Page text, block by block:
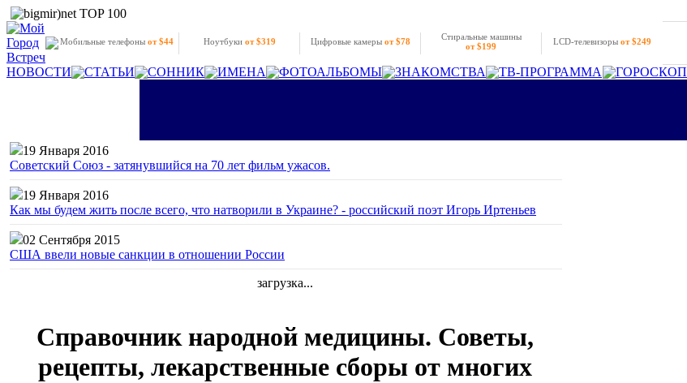
Мобильные телефоны от $44 Ноутбуки от $319 Цифровые камеры от $78
Стиральные машины
от $199
LCD-телевизоры от $249
НОВОСТИ СТАТЬИ СОННИК ИМЕНА ФОТОАЛЬБОМЫ ЗНАКОМСТВА ТВ-ПРОГРАММА ГОРОСКОП
19 Января 2016
Советский Союз - затянувшийся на 70 лет фильм ужасов.
19 Января 2016
Как мы будем жить после всего, что натворили в Украине? - российский поэт Игорь Иртеньев
02 Сентября 2015
США ввели новые санкции в отношении России
загрузка...
Справочник народной медицины. Советы,
рецепты, лекарственные сборы от многих